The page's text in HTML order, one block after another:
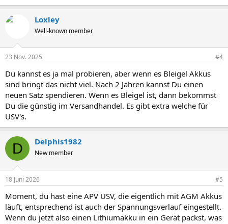
Loxley
Well-known member
23 Nov. 2025 #4
Du kannst es ja mal probieren, aber wenn es Bleigel Akkus
sind bringt das nicht viel. Nach 2 Jahren kannst Du einen
neuen Satz spendieren. Wenn es Bleigel ist, dann bekommst
Du die günstig im Versandhandel. Es gibt extra welche für
USV's.
D Delphis1982
New member
18 Juni 2026 #5
Moment, du hast eine APV USV, die eigentlich mit AGM Akkus
läuft, entsprechend ist auch der Spannungsverlauf eingestellt.
Wenn du jetzt also einen Lithiumakku in ein Gerät packst, was